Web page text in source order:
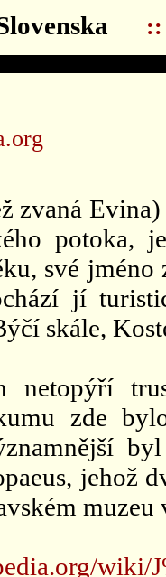
::
zvaná
potoka,
své jméno
jí
skále,
netopýří
zde
jehož
muzeu
wiki/